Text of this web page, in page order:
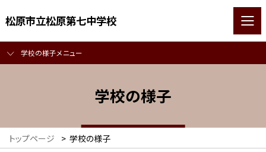
松原市立松原第七中学校
学校の様子メニュー
学校の様子
トップページ > 学校の様子